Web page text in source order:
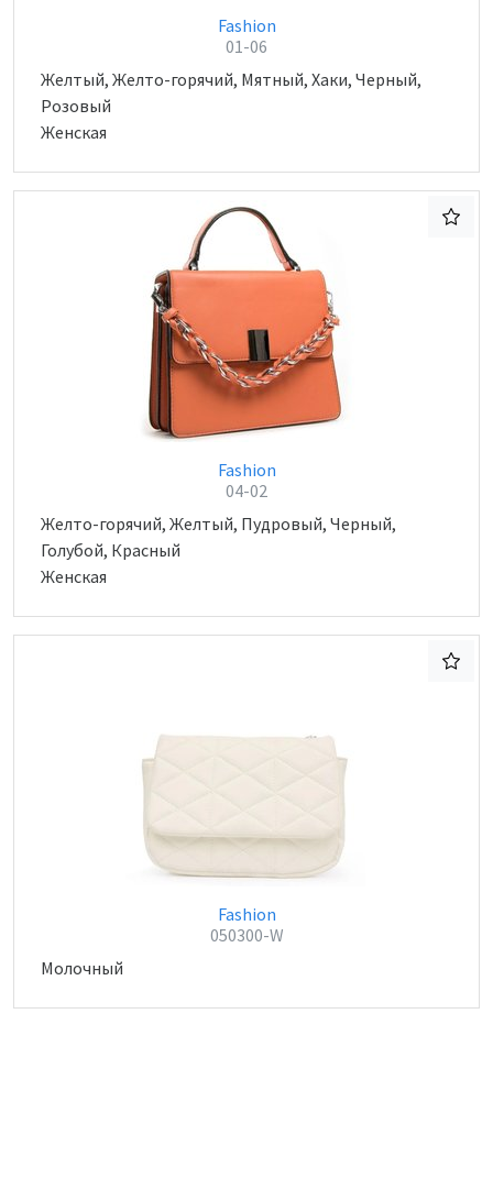
Fashion
01-06
Желтый, Желто-горячий, Мятный, Хаки, Черный,
Розовый
Женская
Fashion
04-02
Желто-горячий, Желтый, Пудровый, Черный,
Голубой, Красный
Женская
Fashion
050300-W
Молочный